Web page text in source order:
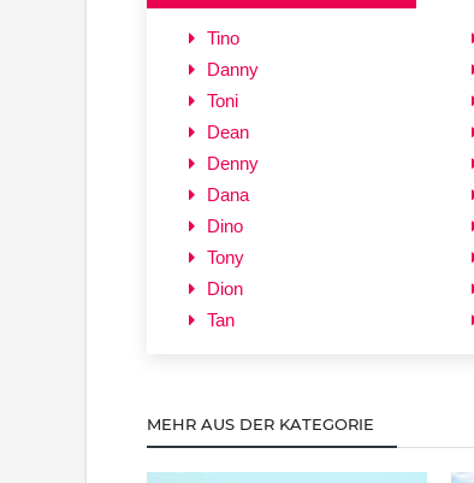
Tino
Danny
Toni
Dean
Denny
Dana
Dino
Tony
Dion
Tan
MEHR AUS DER KATEGORIE